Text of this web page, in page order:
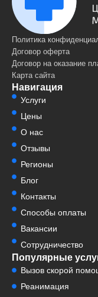
Политика
Договор оферта
Договор на оказание
Карта сайта
Навигация
Услуги
Цены
О нас
Отзывы
Регионы
Блог
Контакты
Способы оплаты
Вакансии
Сотрудничество
Популярные
Вызов скорой
Реанимация